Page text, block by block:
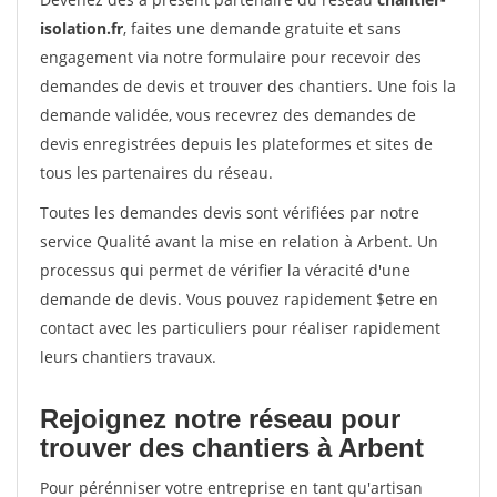
isolation.fr, faites une demande gratuite et sans
engagement via notre formulaire pour recevoir des
demandes de devis et trouver des chantiers. Une fois la
demande validée, vous recevrez des demandes de
devis enregistrées depuis les plateformes et sites de
tous les partenaires du réseau.
Toutes les demandes devis sont vérifiées par notre
service Qualité avant la mise en relation à Arbent. Un
processus qui permet de vérifier la véracité d'une
demande de devis. Vous pouvez rapidement $etre en
contact avec les particuliers pour réaliser rapidement
leurs chantiers travaux.
Rejoignez notre réseau pour
trouver des chantiers à Arbent
Pour pérénniser votre entreprise en tant qu'artisan